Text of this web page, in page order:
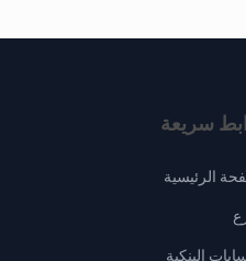
سريعة
الرئيسية
البنكية